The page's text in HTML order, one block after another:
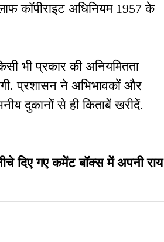
कॉपीराइट अधिनियम 1957 के
भी प्रकार की अनियमितता
प्रशासन ने अभिभावकों और
दुकानों से ही किताबें खरीदें.
दिए गए कमेंट बॉक्स में अपनी राय